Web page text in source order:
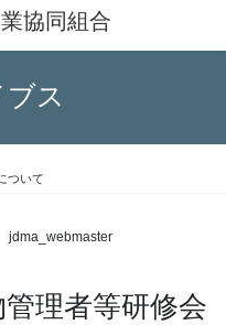
協同組合
ス
ついて
jdma_webmaster
管理者等研修会